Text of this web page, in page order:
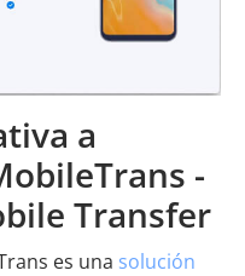
a
-
Transfer
es una solución